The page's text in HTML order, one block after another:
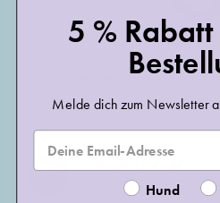
Hier siehst du die Übersicht
9.671.930
Futterspenden
5 %
Melde dich zum Newsletter
Hund